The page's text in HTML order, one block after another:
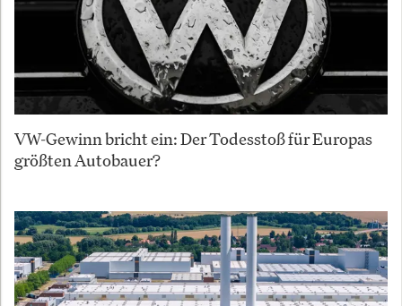
VW-Gewinn bricht ein: Der Todesstoß für Europas
größten Autobauer?